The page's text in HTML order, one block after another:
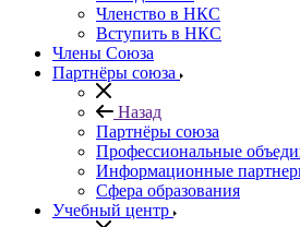
Членство в НКС
Вступить в НКС
Члены Союза
Партнёры союза
Назад
Партнёры союза
Профессиональные
Информационные
Сфера образования
Учебный центр